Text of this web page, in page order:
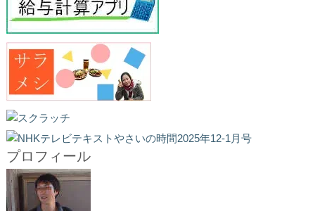
プロフィール